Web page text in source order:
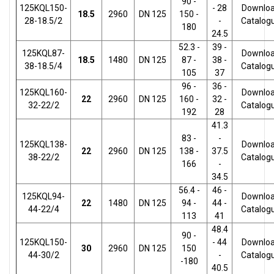
125KQL150-
28-18.5/2
18.5 2960 DN 125
150 -
180
- 28
-
24.5
125KQL87-
38-18.5/4
18.5 1480 DN 125
52.3 -
87 -
105
39 -
38 -
37
125KQL160-
32-22/2
22 2960 DN 125
96 -
160 -
192
36 -
32 -
28
125KQL138-
38-22/2
22 2960 DN 125
83 -
138 -
166
41.3
-
37.5
-
34.5
125KQL94-
44-22/4
22 1480 DN 125
56.4 -
94 -
113
46 -
44 -
41
125KQL150-
44-30/2
30 2960 DN 125
90 -
150
-180
48.4
- 44
-
40.5